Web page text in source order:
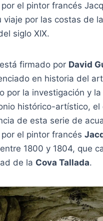
el pintor francés
viaje por las costas de
siglo XIX.
firmado por David
en historia del
por la investigación y
histórico-artístico, el
de esta serie de
el pintor francés
entre 1800 y 1804, que
de la Cova Tallada.